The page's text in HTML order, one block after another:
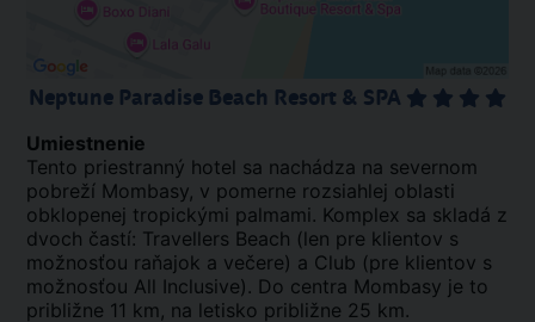
Neptune Paradise Beach Resort & SPA
Umiestnenie
Tento priestranný hotel sa nachádza na severnom
pobreží Mombasy, v pomerne rozsiahlej oblasti
obklopenej tropickými palmami. Komplex sa skladá z
dvoch častí: Travellers Beach (len pre klientov s
možnosťou raňajok a večere) a Club (pre klientov s
možnosťou All Inclusive). Do centra Mombasy je to
približne 11 km, na letisko približne 25 km.